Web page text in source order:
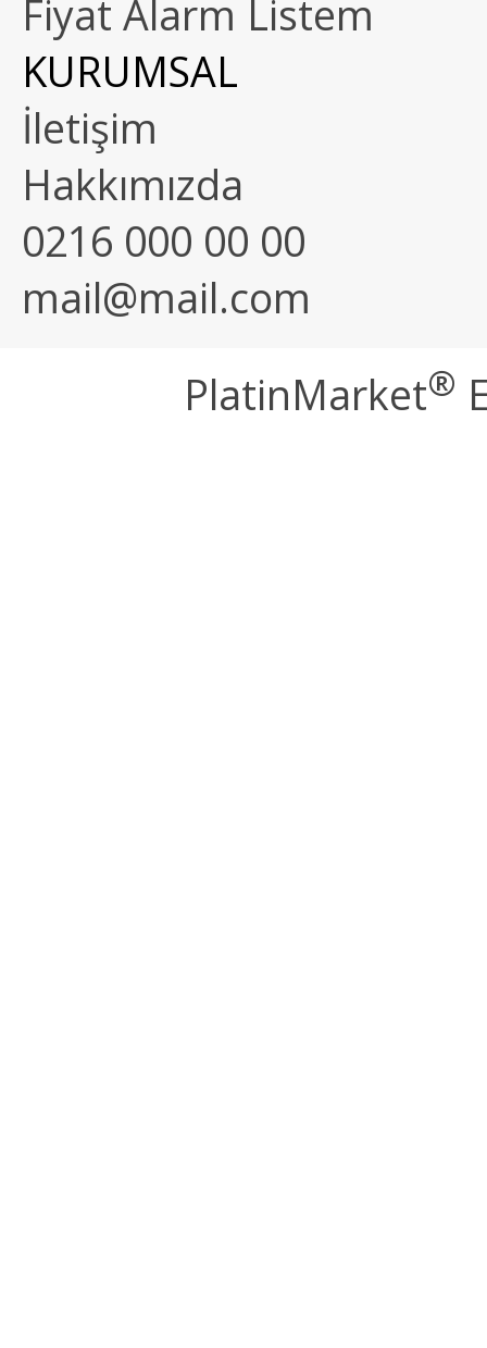
Fiyat Alarm Listem
KURUMSAL
İletişim
Hakkımızda
0216 000 00 00
mail@mail.com
PlatinMarket®